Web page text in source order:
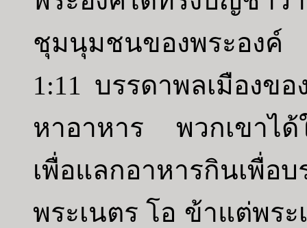
ชุมนุมชนของพระองค์
1:11 บรรดาพลเมืองขอ
หาอาหาร พวกเขาได้
เพื่อแลกอาหารกินเพื่
พระเนตร โอ ข้าแต่พร